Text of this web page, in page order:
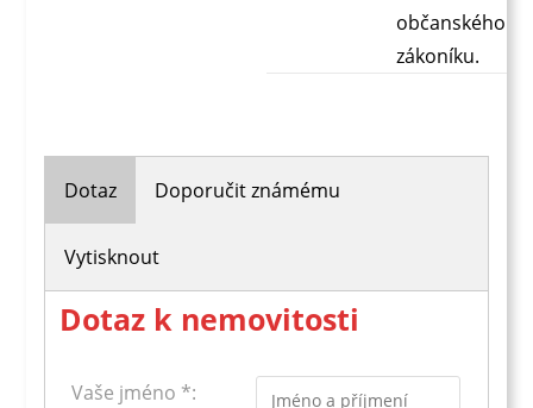
občanského
zákoníku.
Dotaz Doporučit známému
Vytisknout
Dotaz k nemovitosti
Vaše jméno *: